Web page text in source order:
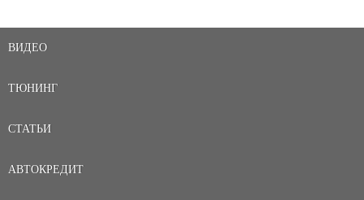
ВИДЕО
ТЮНИНГ
СТАТЬИ
АВТОКРЕДИТ